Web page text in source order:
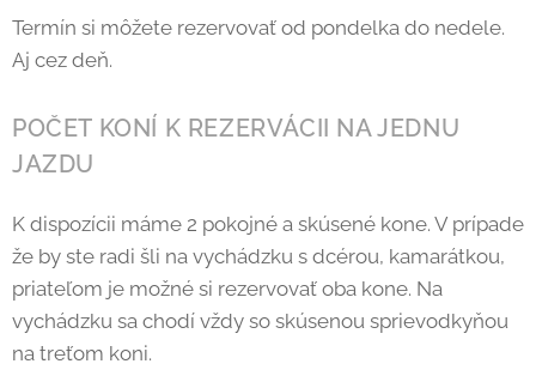
Termín si môžete rezervovať od pondelka do nedele.
Aj cez deň.
POČET KONÍ K REZERVÁCII NA JEDNU
JAZDU
K dispozícii máme 2 pokojné a skúsené kone. V prípade
že by ste radi šli na vychádzku s dcérou, kamarátkou,
priateľom je možné si rezervovať oba kone. Na
vychádzku sa chodí vždy so skúsenou sprievodkyňou
na treťom koni.